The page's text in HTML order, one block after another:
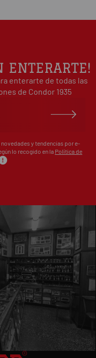
0%
0%
0%
ENTERARTE!
enterarte de todas las
de Condor 1935
y tendencias por e-
lo recogido en la Política de